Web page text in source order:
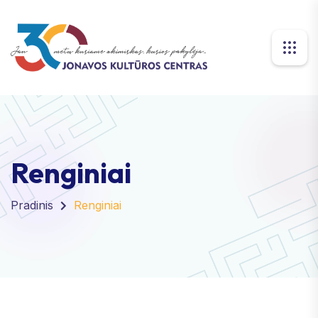
Renginiai
Pradinis Renginiai